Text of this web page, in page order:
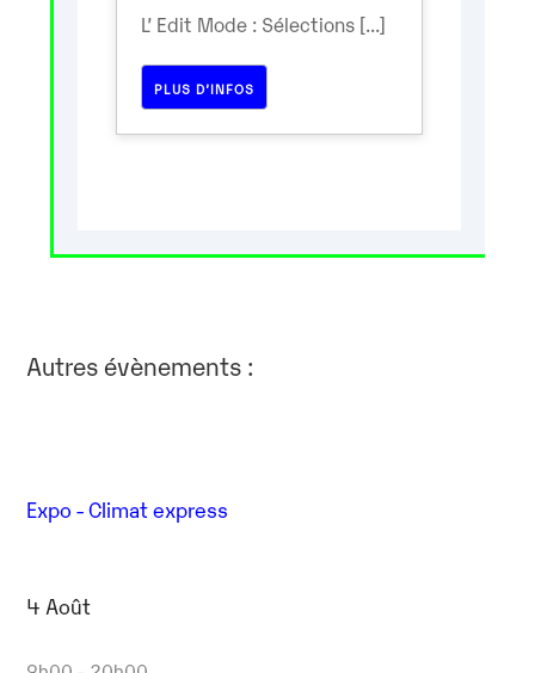
L’ Edit Mode : Sélections [...]
PLUS D’INFOS
Autres évènements :
Expo - Climat express
4 Août